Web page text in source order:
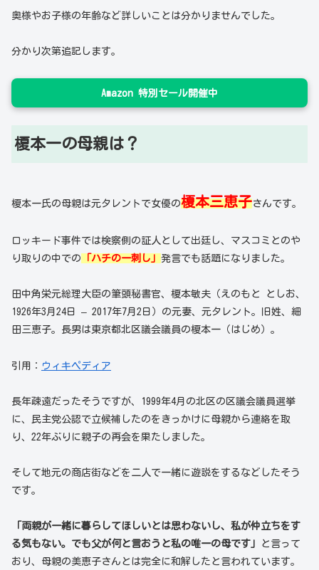
奥様やお子様の年齢など詳しいことは分かりませんでした。
分かり次第追記します。
Amazon 特別セール開催中
榎本一の母親は？
榎本一氏の母親は元タレントで女優の榎本三恵子さんです。
ロッキード事件では検察側の証人として出廷し、マスコミとのや
り取りの中での 「ハチの一刺し」 発言でも話題になりました。
田中角栄元総理大臣の筆頭秘書官、榎本敏夫（えのもと としお、
1926年3月24日 – 2017年7月2日）の元妻、元タレント。旧姓、細
田三恵子。長男は東京都北区議会議員の榎本一（はじめ）。
引用： ウィキペディア
長年疎遠だったそうですが、1999年4月の北区の区議会議員選挙
に、民主党公認で立候補したのをきっかけに母親から連絡を取
り、22年ぶりに親子の再会を果たしました。
そして地元の商店街などを二人で一緒に遊説をするなどしたそう
です。
「両親が一緒に暮らしてほしいとは思わないし、私が仲立ちをす
る気もない。でも父が何と言おうと私の唯一の母です」
と言って
おり、母親の美恵子さんとは完全に和解したと言われています。